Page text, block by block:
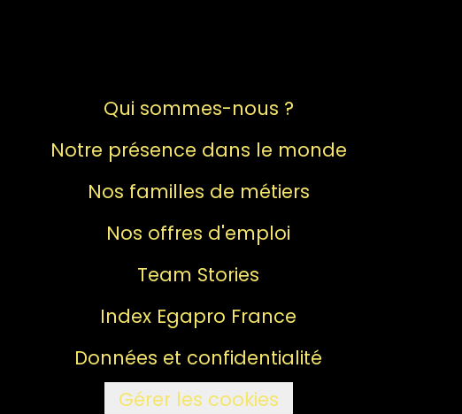
Qui sommes-nous ?
Notre présence dans le monde
Nos familles de métiers
Nos offres d'emploi
Team Stories
Index Egapro France
Données et confidentialité
Gérer les cookies